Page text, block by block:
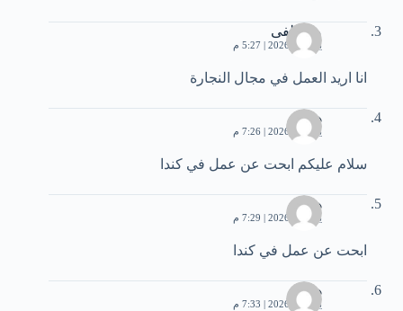
مصطفى
يونيو 4, 2026 | 5:27 م
انا اريد العمل في مجال النجارة
هشام
يونيو 4, 2026 | 7:26 م
سلام عليكم ابحت عن عمل في كندا
هشام
يونيو 4, 2026 | 7:29 م
ابحت عن عمل في كندا
هشام
يونيو 4, 2026 | 7:33 م